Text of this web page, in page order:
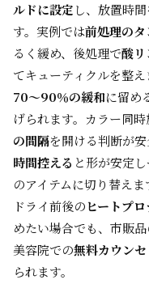
ルドに設定し、放置時
す。実例では前処理の
るく緩め、後処理で酸リ
てキューティクルを整
70〜90％の緩和に留め
げられます。カラー同時
の間隔を開ける判断が
時間控える と形が安定
のアイテムに切り替えま
ドライ前後のヒートプロ
めたい場合でも、市販
美容院での無料カウン
られます。